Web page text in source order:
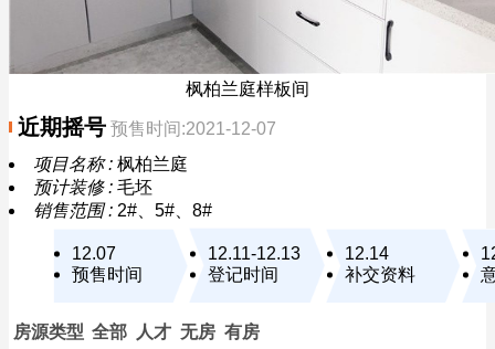
枫柏兰庭样板间
近期摇号 预售时间:2021-12-07
项目名称 : 枫柏兰庭
预计装修 : 毛坯
销售范围 : 2#、5#、8#
12.07
预售时间
12.11-12.13
登记时间
12.14
补交资料
房源类型 全部 人才 无房 有房